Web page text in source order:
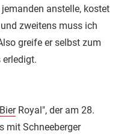
anstelle, kostet
zweitens muss ich
greife er selbst zum
erledigt.
BierRoyal", der am 28.
mit Schneeberger